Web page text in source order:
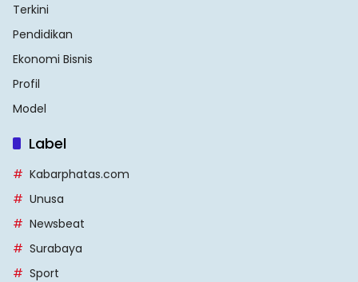
Terkini
Pendidikan
Ekonomi Bisnis
Profil
Model
Label
Kabarphatas.com
Unusa
Newsbeat
Surabaya
Sport